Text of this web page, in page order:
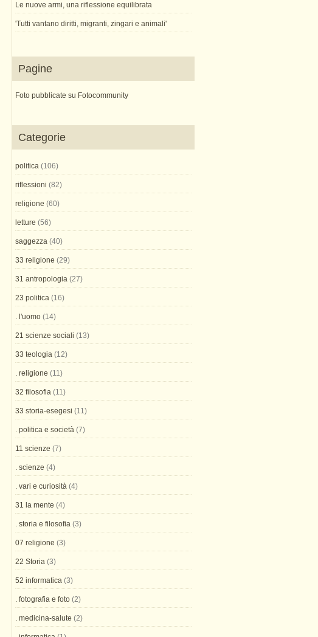
Le nuove armi, una riflessione equilibrata
'Tutti vantano diritti, migranti, zingari e animali'
Pagine
Foto pubblicate su Fotocommunity
Categorie
politica (106)
riflessioni (82)
religione (60)
letture (56)
saggezza (40)
33 religione (29)
31 antropologia (27)
23 politica (16)
. l'uomo (14)
21 scienze sociali (13)
33 teologia (12)
. religione (11)
32 filosofia (11)
33 storia-esegesi (11)
. politica e società (7)
11 scienze (7)
. scienze (4)
. vari e curiosità (4)
31 la mente (4)
. storia e filosofia (3)
07 religione (3)
22 Storia (3)
52 informatica (3)
. fotografia e foto (2)
. medicina-salute (2)